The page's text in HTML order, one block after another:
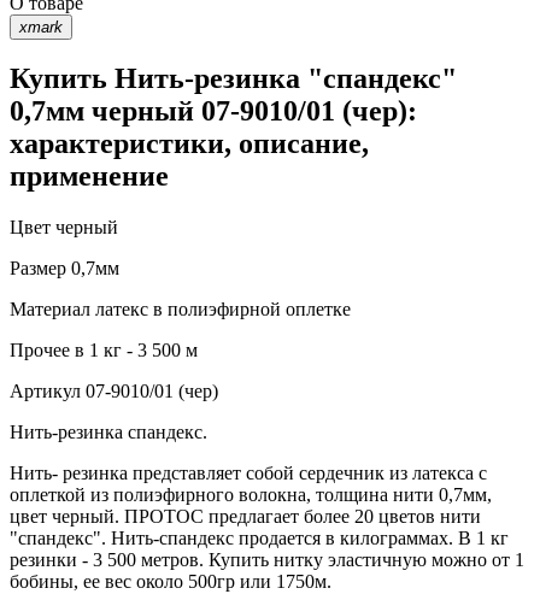
xmark
Купить Нить-резинка "спандекс"
0,7мм черный 07-9010/01 (чер):
характеристики, описание,
применение
Цвет черный
Размер 0,7мм
Материал латекс в полиэфирной оплетке
Прочее в 1 кг - 3 500 м
Артикул 07-9010/01 (чер)
Нить-резинка спандекс.
Нить- резинка представляет собой сердечник из латекса с
оплеткой из полиэфирного волокна, толщина нити 0,7мм,
цвет черный. ПРОТОС предлагает более 20 цветов нити
"спандекс". Нить-спандекс продается в килограммах. В 1 кг
резинки - 3 500 метров. Купить нитку эластичную можно от 1
бобины, ее вес около 500гр или 1750м.